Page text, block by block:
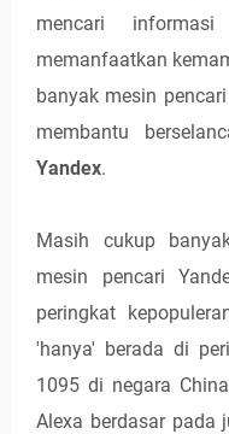
mencari
memanfaatkan
banyak mesin
membantu
Yandex.
Masih cukup
mesin pencari
peringkat
'hanya' berada di
1095 di negara
Alexa berdasar pada